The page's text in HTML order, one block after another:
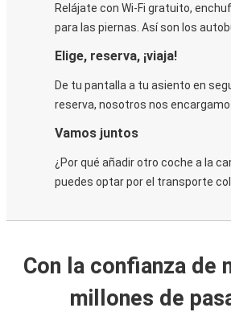
Relájate con Wi-Fi gratuito,
para las piernas. Así son los
Elige, reserva, ¡viaja!
De tu pantalla a tu asiento en
reserva, nosotros nos
Vamos juntos
¿Por qué añadir otro coche a la
puedes optar por el transporte
Con la confianza de
millones de